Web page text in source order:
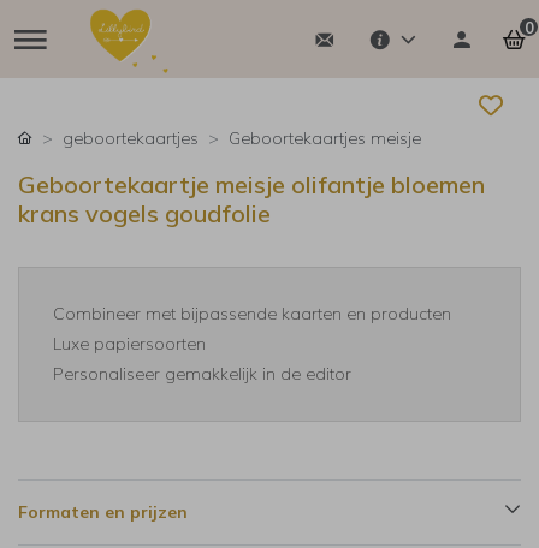
0
geboortekaartjes Geboortekaartjes meisje
Geboortekaartje meisje olifantje bloemen
krans vogels goudfolie
Combineer met bijpassende kaarten en producten
Luxe papiersoorten
Personaliseer gemakkelijk in de editor
Formaten en prijzen